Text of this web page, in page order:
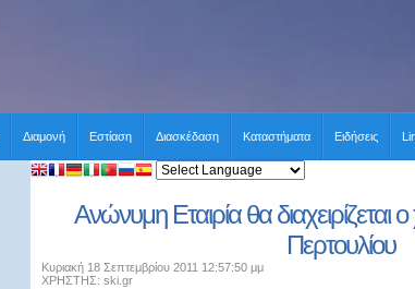
Διαμονή Εστίαση Διασκέδαση Καταστήματα Ειδήσεις
Ανώνυμη Εταιρία θα διαχειρίζεται
Περτουλίου
Κυριακή 18 Σεπτεμβρίου 2011 12:57:50 μμ
ΧΡΗΣΤΗΣ: ski.gr